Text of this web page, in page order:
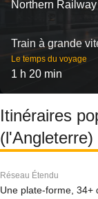
Northern Railway
Train à grande
Le temps du voyage
1 h 20 min
Itinéraires
Réseau Étendu
Une plate-forme, 34+